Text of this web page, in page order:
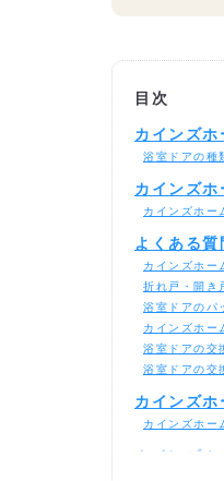
目次
カインズ
浴室ドアの種
カインズホ
カインズホー
よくある
カインズホー
折れ戸・開き
浴室ドアのパ
カインズホー
浴室ドアの交
浴室ドアの交
カインズ
カインズホー
カインズ